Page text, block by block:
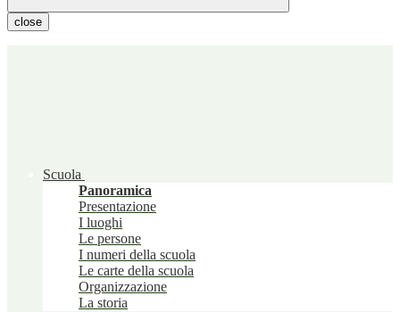
close
Scuola
Panoramica
Presentazione
I luoghi
Le persone
I numeri della scuola
Le carte della scuola
Organizzazione
La storia